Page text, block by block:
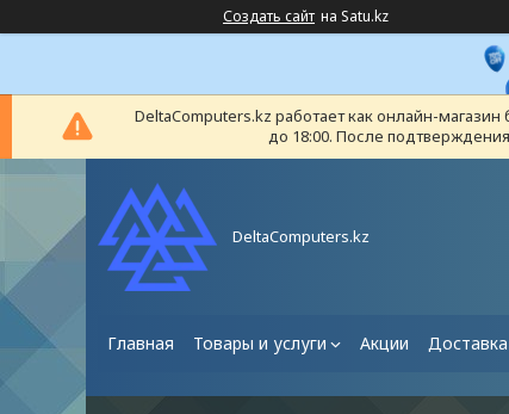
Создать сайт на Satu.kz
DeltaComputers.kz работает как онлайн-
до 18:00. После
DeltaComputers.kz
Главная Товары и услуги Акции